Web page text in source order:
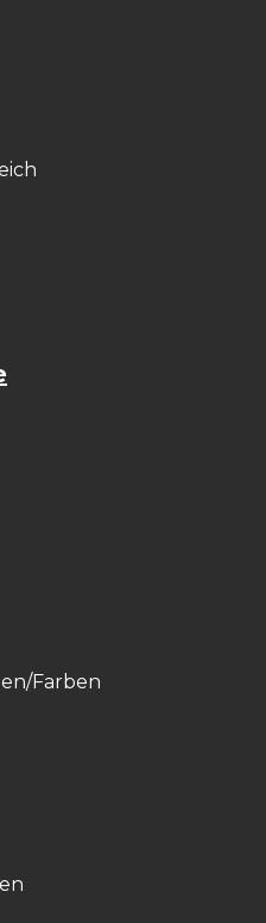
Farben